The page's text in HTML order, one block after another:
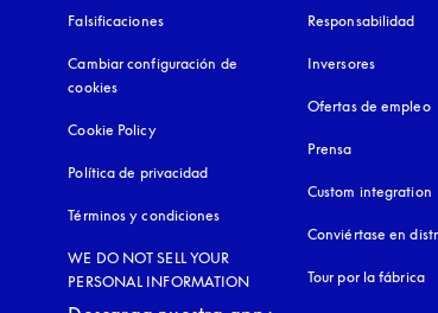
Falsificacionesapertura en una pestaña nueva
Cambiar configuración de
cookies
Cookie Policyapertura en una pestaña nueva
Política de privacidad
Términos y condiciones
WE DO NOT SELL YOUR
PERSONAL INFORMATION
Responsabilidad
Inversores
Ofertas de empleo
Prensa
Custom integration
Conviértase en
Tour por la fábrica